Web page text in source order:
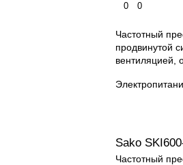
0 0
Частотный
продвинутой
вентиляцией,
Sako
Частотный